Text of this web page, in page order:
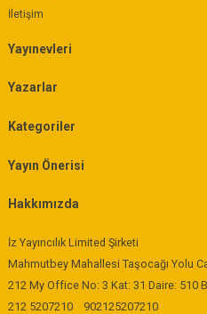
İletişim
Yayınevleri
Yazarlar
Kategoriler
Yayın Önerisi
Hakkımızda
İz Yayıncılık Limited Şirketi
Mahmutbey Mahallesi Taşocağı Yolu
212 My Office No: 3 Kat: 31 Daire: 510
212 5207210
902125207210